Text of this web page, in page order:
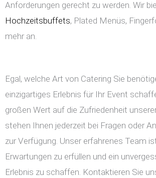
Anforderungen gerecht zu werden. Wir
Hochzeitsbuffets, Plated Menüs,
mehr an.
Egal, welche Art von Catering Sie
einzigartiges Erlebnis für Ihr Event
großen Wert auf die Zufriedenheit
stehen Ihnen jederzeit bei Fragen oder
zur Verfügung. Unser erfahrenes Team
Erwartungen zu erfüllen und ein
Erlebnis zu schaffen. Kontaktieren Sie